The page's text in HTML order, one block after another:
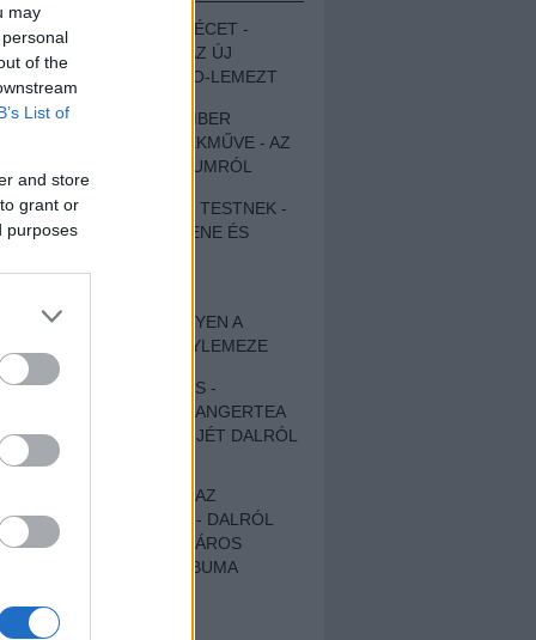
may
of the
List of
and store
grant or
purposes
MEGUGROTTÁK A LÉCET -
MEGHALLGATTUK AZ ÚJ
PROTEST THE HERO-LEMEZT
EGY DÜHÖS VÉNEMBER
UNIVERZÁLIS REMEKMŰVE - AZ
ÚJ BOB DYLAN-ALBUMRÓL
ZENE LÉLEKNEK ÉS TESTNEK -
AUTENTIKUS NÉPZENE ÉS
SZOMORKODÁS - ILYEN A
KATATONIA ÚJ NAGYLEMEZE
CROCODILE NERVES -
HALLGASD MEG AZ ANGERTEA
MA MEGJELENT EP-JÉT DALRÓL
DALRA!
A FELELŐSSÉGTŐL AZ
ELLOPOTT FÖLDIG - DALRÓL
DALRA A KÉPZELT VÁROS
SAMIZDAT CÍMŰ ALBUMA